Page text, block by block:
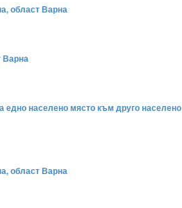
област Варна
Варна
едно населено място към друго населено
област Варна